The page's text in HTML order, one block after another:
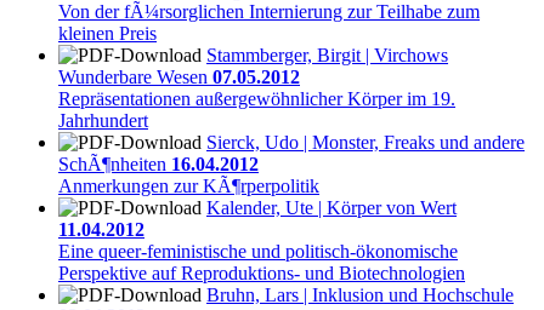
Von der fÃ¼rsorglichen Internierung zur Teilhabe zum
kleinen Preis
Stammberger, Birgit | Virchows
Wunderbare Wesen 07.05.2012
Repräsentationen außergewöhnlicher Körper im 19.
Jahrhundert
Sierck, Udo | Monster, Freaks und andere
SchÃ¶nheiten 16.04.2012
Anmerkungen zur KÃ¶rperpolitik
Kalender, Ute | Körper von Wert
11.04.2012
Eine queer-feministische und politisch-ökonomische
Perspektive auf Reproduktions- und Biotechnologien
Bruhn, Lars | Inklusion und Hochschule